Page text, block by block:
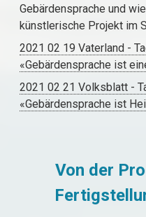
Gebärdensprache und
künstlerische Projekt im
2021 02 19 Vaterland -
«Gebärdensprache ist
2021 02 21 Volksblatt -
«Gebärdensprache ist
Von der